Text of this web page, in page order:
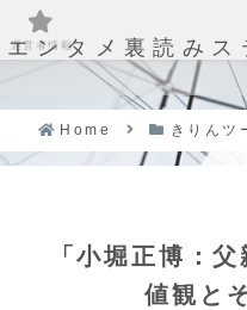
エンタメ裏読みス
Home きりんツ
「小堀正博：
値観と
運営者情報